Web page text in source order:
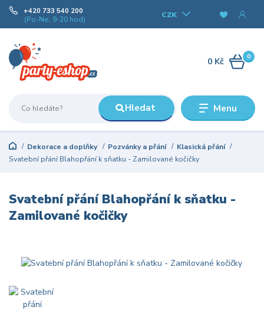
Menu
CZK
Hledat
+420 733 540 200
(Po-Ne, 9-20 hod)
0
0 Kč
Dekorace a doplňky Pozvánky a přání
Klasická přání
Svatební přání Blahopřání k sňatku - Zamilované kočičky
Svatební přání Blahopřání k sňatku -
Zamilované kočičky